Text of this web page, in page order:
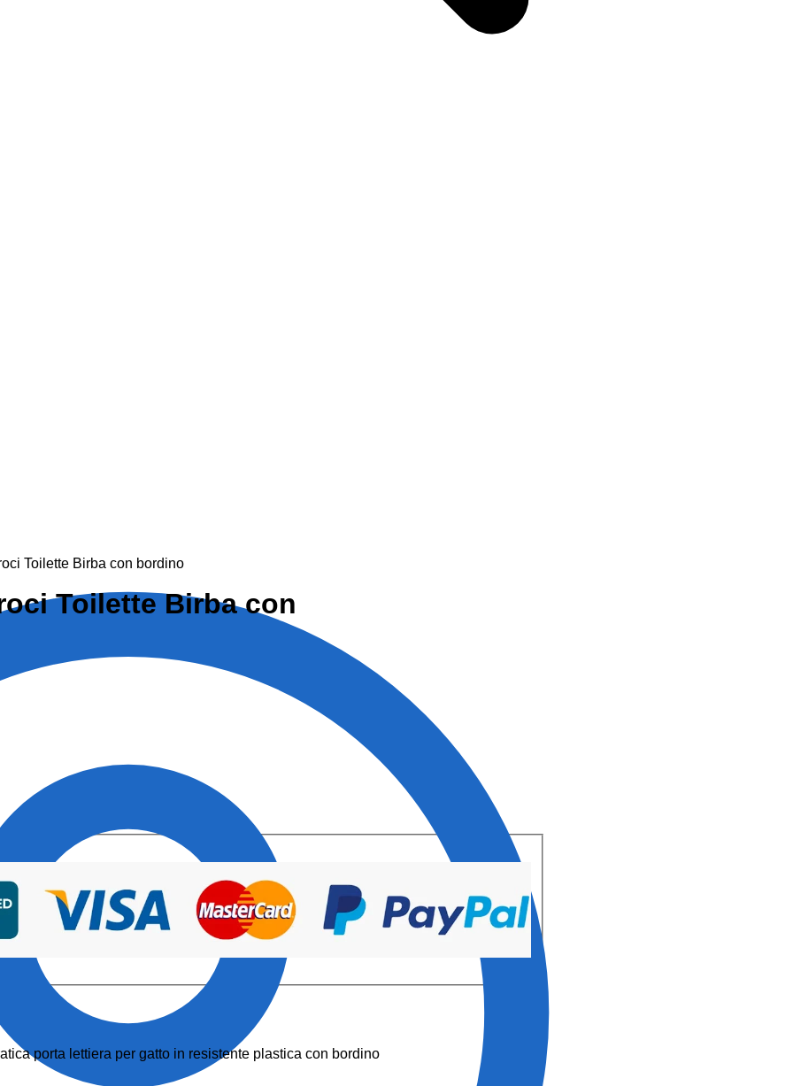
Toilette Birba con bordino
Toilette Birba con
porta lettiera per gatto in resistente plastica con bordino